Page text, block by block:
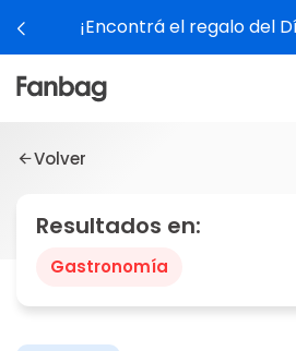
¡Encontrá el regalo del
Volver
Resultados en:
Gastronomía